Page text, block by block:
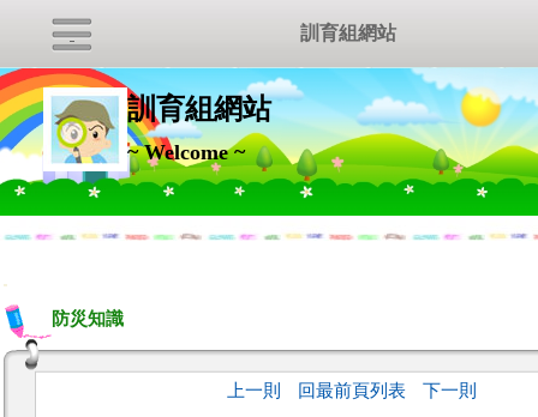
訓育組網站
~ Welcome ~
:::
防災知識
上一則 回最前頁列表 下一則
訓育組網站